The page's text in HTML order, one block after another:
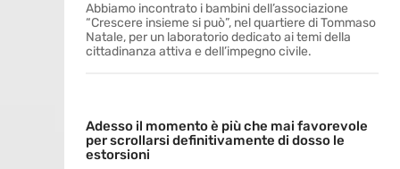
Abbiamo incontrato i bambini dell’associazione
“Crescere insieme si può”, nel quartiere di Tommaso
Natale, per un laboratorio dedicato ai temi della
cittadinanza attiva e dell’impegno civile.
Adesso il momento è più che mai favorevole
per scrollarsi definitivamente di dosso le
estorsioni